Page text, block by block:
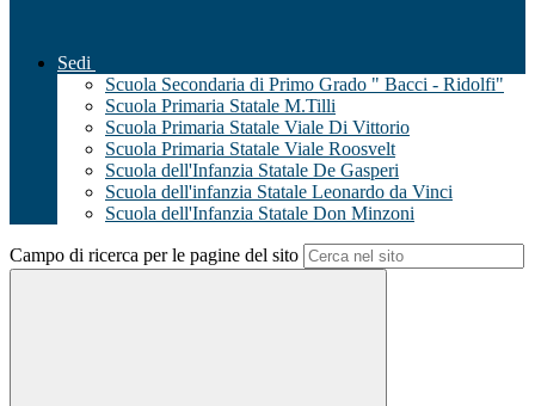
Sedi
Scuola Secondaria di Primo Grado " Bacci - Ridolfi"
Scuola Primaria Statale M.Tilli
Scuola Primaria Statale Viale Di Vittorio
Scuola Primaria Statale Viale Roosvelt
Scuola dell'Infanzia Statale De Gasperi
Scuola dell'infanzia Statale Leonardo da Vinci
Scuola dell'Infanzia Statale Don Minzoni
Campo di ricerca per le pagine del sito